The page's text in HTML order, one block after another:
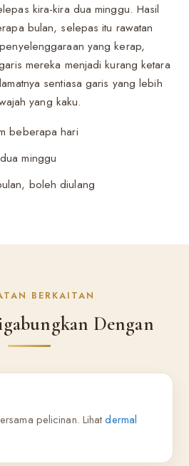
kira-kira dua minggu. Hasil
bulan, selepas itu rawatan
yang kerap,
mereka menjadi kurang ketara
sentiasa garis yang lebih
yang kaku.
beberapa hari
minggu
boleh diulang
BERKAITAN
Dengan
pelicinan. Lihatdermal